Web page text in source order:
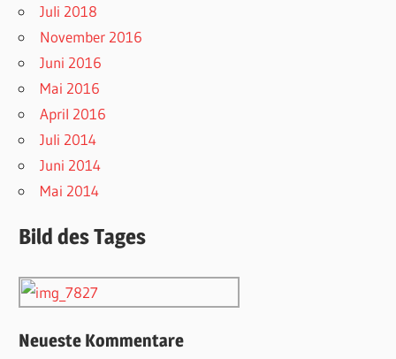
Juli 2018
November 2016
Juni 2016
Mai 2016
April 2016
Juli 2014
Juni 2014
Mai 2014
Bild des Tages
Neueste Kommentare